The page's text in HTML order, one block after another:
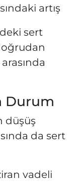
artış
sert
Durum
düşüş
da sert
vadeli